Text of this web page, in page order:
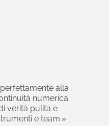
alla
numerica.
verità pulita e
e team.»